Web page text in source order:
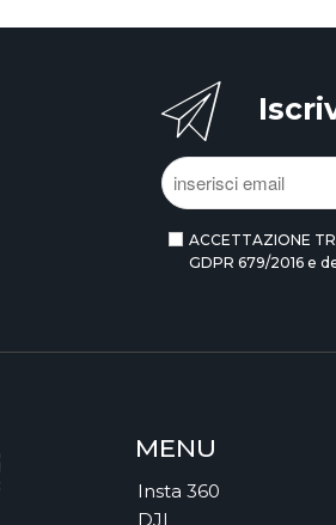
ACCETTAZIONE
GDPR 679/2016 e
MENU
Insta 360
DJI